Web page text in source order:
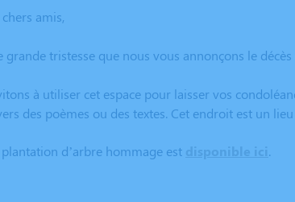
amis,
grande tristesse que nous vous annonçons le
à utiliser cet espace pour laisser vos
des poèmes ou des textes. Cet endroit est un
d’arbre hommage est .